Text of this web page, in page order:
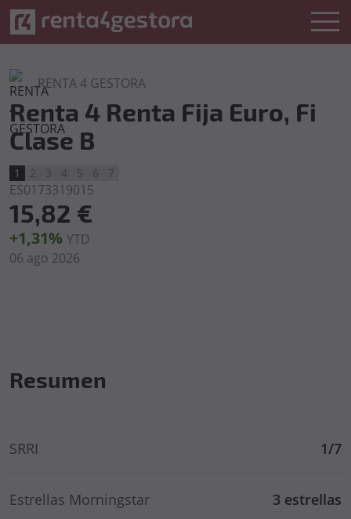
RENTA 4 GESTORA
Renta 4 Renta Fija Euro, Fi
Clase B
1 2 3 4 5 6 7
ES0173319015
15,82 €
+1,31% YTD
06 ago 2026
Resumen
SRRI 1/7
Estrellas Morningstar 3 estrellas